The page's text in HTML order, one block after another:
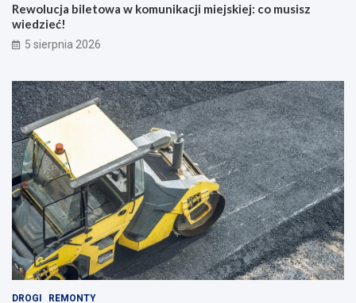
Rewolucja biletowa w komunikacji miejskiej: co musisz
wiedzieć!
5 sierpnia 2026
DROGI REMONTY